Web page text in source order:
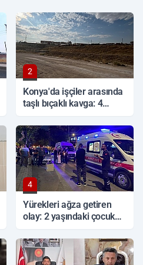
2
Konya'da işçiler arasında
taşlı bıçaklı kavga: 4
4
Yürekleri ağza getiren
olay: 2 yaşındaki çocuk